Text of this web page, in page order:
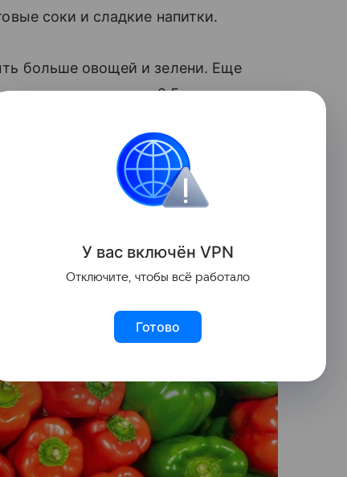
соки и сладкие напитки.
больше овощей и зелени. Еще
с жирностью до 2,5 процента
в галерее, что стоит добавить
У вас включён VPN
Отключите, чтобы всё работало
Готово